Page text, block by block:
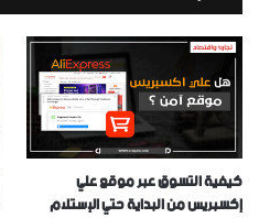
كيفية التسوق عبر موقع علي
إكسبريس من البداية حتي الإستلام